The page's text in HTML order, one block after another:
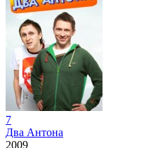
7
Два Антона
2009